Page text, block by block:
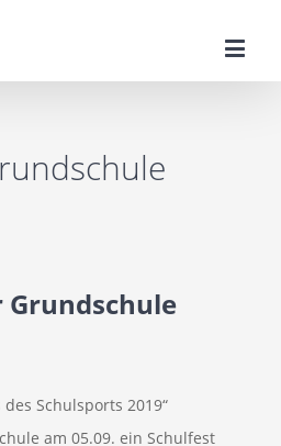
Grundschule
des Schulsports 2019“
am 05.09. ein Schulfest